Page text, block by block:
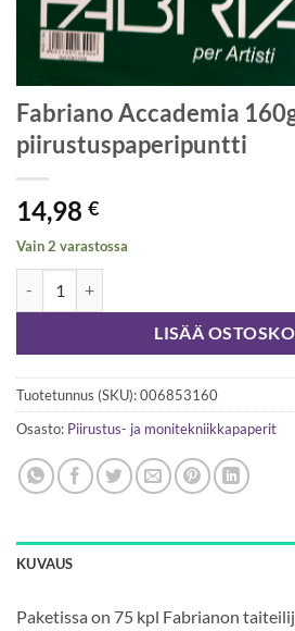
Fabriano Accademia
piirustuspaperipuntti
14,98 €
Vain 2 varastossa
LISÄÄ
Tuotetunnus (SKU):006853160
Osasto: Piirustus- ja monitekniikkapaperit
KUVAUS
Paketissa on 75 kpl Fabrianon